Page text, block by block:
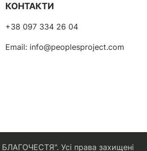
КОНТАКТИ
+38 097 334 26 04
Email: info@peoplesproject.com
Усі права захищені